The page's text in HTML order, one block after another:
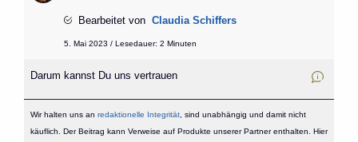
Bearbeitet von Claudia Schiffers
5. Mai 2023 / Lesedauer: 2 Minuten
Darum kannst Du uns vertrauen
Wir halten uns an redaktionelle Integrität, sind unabhängig und damit nicht
käuflich. Der Beitrag kann Verweise auf Produkte unserer Partner enthalten. Hier